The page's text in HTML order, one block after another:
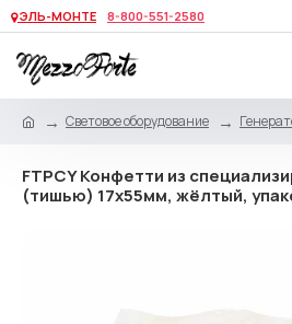
ЭЛЬ-МОНТЕ 8-800-551-2580
Световое оборудование
FTPCY Конфетти из
(тишью) 17х55мм, жёлтый,